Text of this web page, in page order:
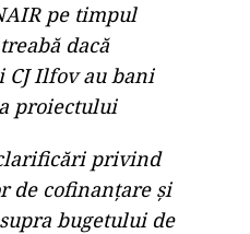
pe timpul
dacă
CJ Ilfov au bani
proiectului
privind
de cofinanțare și
bugetului de